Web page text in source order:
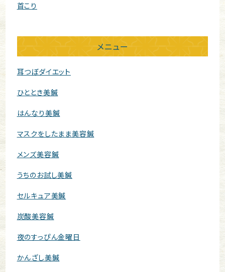
首こり
メニュー
耳つぼダイエット
ひととき美鍼
はんなり美鍼
マスクをしたまま美容鍼
メンズ美容鍼
うちのお試し美鍼
セルキュア美鍼
炭酸美容鍼
夜のすっぴん金曜日
かんざし美鍼